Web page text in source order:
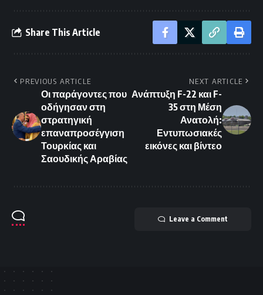
Share This Article
PREVIOUS ARTICLE
Οι παράγοντες που
οδήγησαν στη
στρατηγική
επαναπροσέγγιση
Τουρκίας και
Σαουδικής Αραβίας
NEXT ARTICLE
Ανάπτυξη F-22 και F-
35 στη Μέση
Ανατολή:
Εντυπωσιακές
εικόνες και βίντεο
Leave a Comment